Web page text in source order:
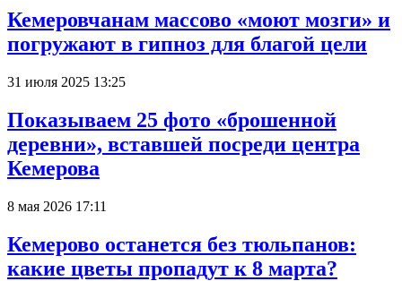
Кемеровчанам массово «моют мозги» и
погружают в гипноз для благой цели
31 июля 2025 13:25
Показываем 25 фото «брошенной
деревни», вставшей посреди центра
Кемерова
8 мая 2026 17:11
Кемерово останется без тюльпанов:
какие цветы пропадут к 8 марта?